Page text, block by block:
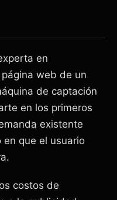
en
web de un
de captación
en los primeros
existente
que el usuario
costos de